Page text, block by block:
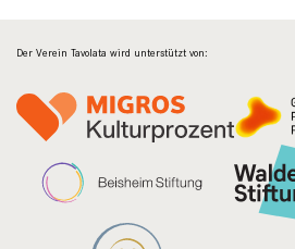
Der Verein Tavolata wird unterstützt von: